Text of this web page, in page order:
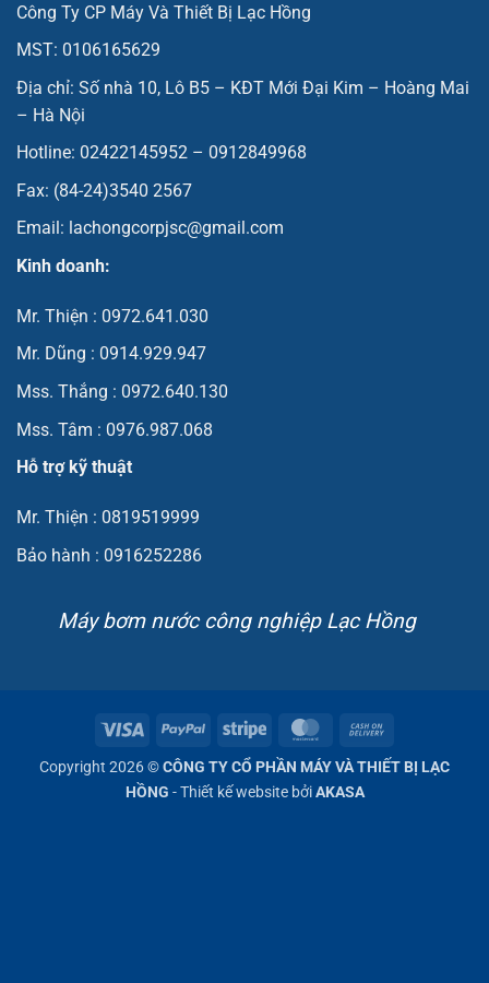
Công Ty CP Máy Và Thiết Bị Lạc Hồng
MST: 0106165629
Địa chỉ: Số nhà 10, Lô B5 – KĐT Mới Đại Kim – Hoàng Mai
– Hà Nội
Hotline: 02422145952 – 0912849968
Fax: (84-24)3540 2567
Email: lachongcorpjsc@gmail.com
Kinh doanh:
Mr. Thiện : 0972.641.030
Mr. Dũng : 0914.929.947
Mss. Thắng : 0972.640.130
Mss. Tâm : 0976.987.068
Hỗ trợ kỹ thuật
Mr. Thiện : 0819519999
Bảo hành : 0916252286
Máy bơm nước công nghiệp Lạc Hồng
Visa PayPal Stripe MasterCard
On
Delivery
Copyright 2026 ©CÔNG TY CỔ PHẦN MÁY VÀ THIẾT BỊ LẠC
HỒNG - Thiết kế website bởiAKASA